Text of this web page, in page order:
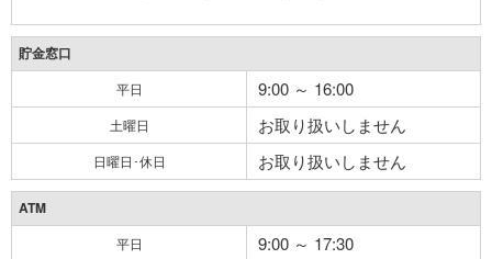
貯金窓口
平日 9:00 ～ 16:00
土曜日 お取り扱いしません
日曜日･休日 お取り扱いしません
ATM
平日 9:00 ～ 17:30